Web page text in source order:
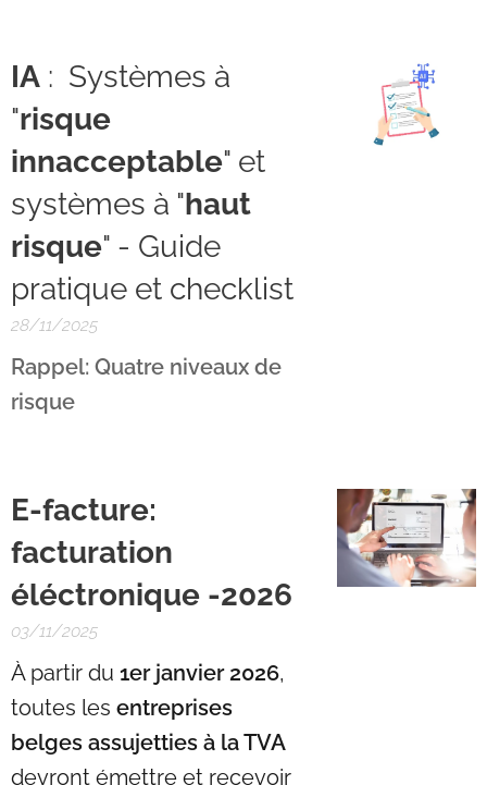
IA : Systèmes à
"risque
innacceptable" et
systèmes à "haut
risque" - Guide
pratique et checklist
28/11/2025
Rappel: Quatre niveaux de
risque
E-facture:
facturation
éléctronique -2026
03/11/2025
À partir du 1er janvier 2026,
toutes les entreprises
belges assujetties à la TVA
devront émettre et recevoir